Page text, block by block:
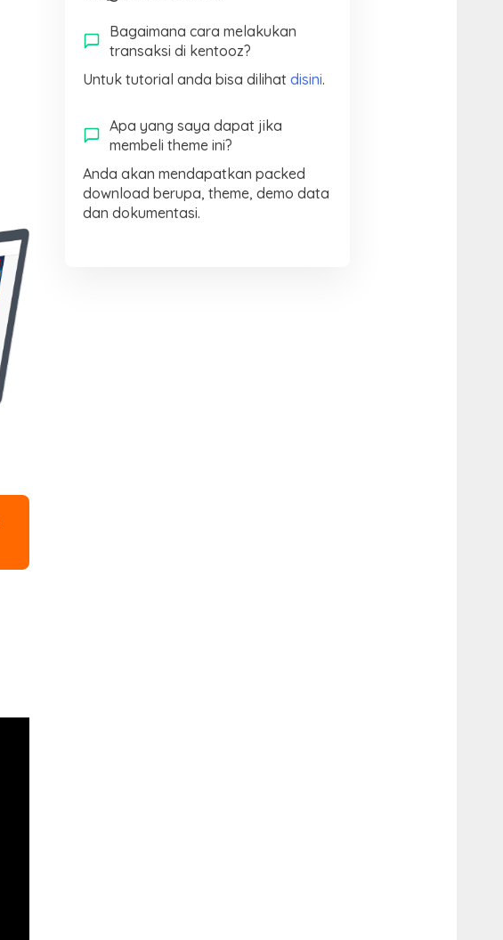
Bagaimana cara melakukan
transaksi di kentooz?
Untuk tutorial anda bisa dilihat disini.
Apa yang saya dapat jika
membeli theme ini?
Anda akan mendapatkan packed
download berupa, theme, demo data
dan dokumentasi.